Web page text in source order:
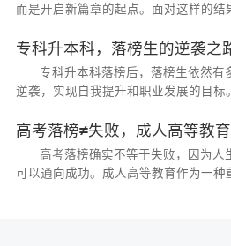
而是开启新篇章的起点。面对这样的结
专科升本科，落榜生的逆袭之
专科升本科落榜后，落榜生依然有
逆袭，实现自我提升和职业发展的目标
高考落榜≠失败，成人高等教
高考落榜确实不等于失败，因为人
可以通向成功。成人高等教育作为一种